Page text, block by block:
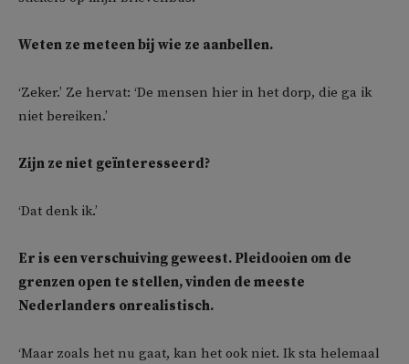
Weten ze meteen bij wie ze aanbellen.
‘Zeker.’ Ze hervat: ‘De mensen hier in het dorp, die ga ik
niet bereiken.’
Zijn ze niet geïnteresseerd?
‘Dat denk ik.’
Er is een verschuiving geweest. Pleidooien om de
grenzen open te stellen, vinden de meeste
Nederlanders onrealistisch.
‘Maar zoals het nu gaat, kan het ook niet. Ik sta helemaal